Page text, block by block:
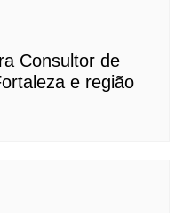
Consultor de
e região